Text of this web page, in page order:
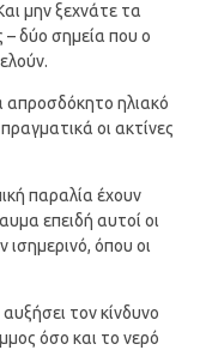
μην ξεχνάτε τα
δύο σημεία που ο
απροσδόκητο ηλιακό
οι ακτίνες
παραλία έχουν
επειδή αυτοί οι
ισημερινό, όπου οι
τον κίνδυνο
όσο και το νερό